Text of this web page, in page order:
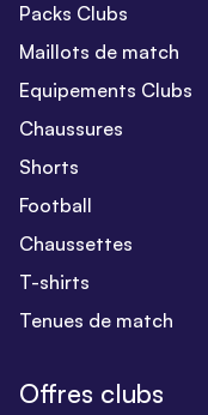
Packs Clubs
Maillots de match
Equipements Clubs
Chaussures
Shorts
Football
Chaussettes
T-shirts
Tenues de match
Offres clubs